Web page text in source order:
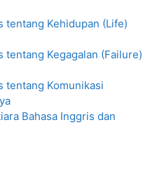
tentang Kehidupan (Life)
tentang Kegagalan (Failure)
tentang Komunikasi
Bahasa Inggris dan